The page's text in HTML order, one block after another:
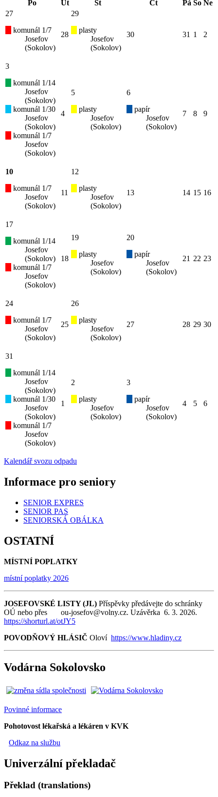
Po Út St Čt Pá So Ne
27
komunál 1/7
Josefov
(Sokolov)
28
29
plasty
Josefov
(Sokolov)
30 31 1 2
3
komunál 1/14
Josefov
(Sokolov)
komunál 1/30
Josefov
(Sokolov)
komunál 1/7
Josefov
(Sokolov)
4
5
plasty
Josefov
(Sokolov)
6
papír
Josefov
(Sokolov)
7 8 9
10
komunál 1/7
Josefov
(Sokolov)
11
12
plasty
Josefov
(Sokolov)
13 14 15 16
17
komunál 1/14
Josefov
(Sokolov)
komunál 1/7
Josefov
(Sokolov)
18
19
plasty
Josefov
(Sokolov)
20
papír
Josefov
(Sokolov)
21 22 23
24
komunál 1/7
Josefov
(Sokolov)
25
26
plasty
Josefov
(Sokolov)
27 28 29 30
31
komunál 1/14
Josefov
(Sokolov)
komunál 1/30
Josefov
(Sokolov)
komunál 1/7
Josefov
(Sokolov)
1
2
plasty
Josefov
(Sokolov)
3
papír
Josefov
(Sokolov)
4 5 6
Kalendář svozu odpadu
Informace pro seniory
SENIOR EXPRES
SENIOR PAS
SENIORSKÁ OBÁLKA
OSTATNÍ
MÍSTNÍ POPLATKY
místní poplatky 2026
JOSEFOVSKÉ LISTY (JL) Příspěvky předávejte do schránky
OÚ nebo přes ou-josefov@volny.cz. Uzávěrka 6. 3. 2026.
https://shorturl.at/otJY5
POVODŇOVÝ HLÁSIČ Oloví https://www.hladiny.cz
Vodárna Sokolovsko
Povinné informace
Pohotovost lékařská a lékáren v KVK
Odkaz na službu
Univerzální překladač
Překlad (translations)